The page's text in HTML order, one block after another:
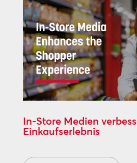
In-Store Medien
Einkaufserlebnis